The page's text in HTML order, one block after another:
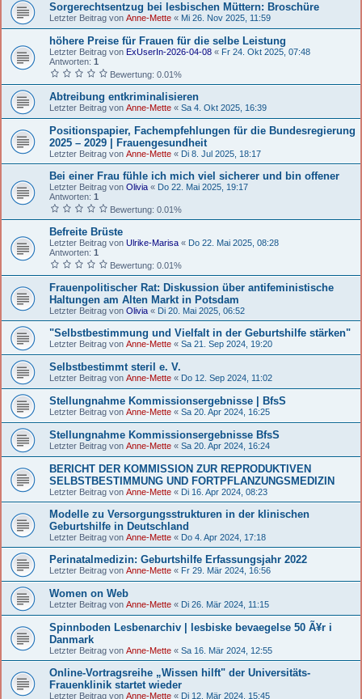
Sorgerechtsentzug bei lesbischen Müttern: Broschüre
Letzter Beitrag von Anne-Mette « Mi 26. Nov 2025, 11:59
höhere Preise für Frauen für die selbe Leistung
Letzter Beitrag von ExUserIn-2026-04-08 « Fr 24. Okt 2025, 07:48
Antworten: 1
Bewertung: 0.01%
Abtreibung entkriminalisieren
Letzter Beitrag von Anne-Mette « Sa 4. Okt 2025, 16:39
Positionspapier, Fachempfehlungen für die Bundesregierung
2025 – 2029 | Frauengesundheit
Letzter Beitrag von Anne-Mette « Di 8. Jul 2025, 18:17
Bei einer Frau fühle ich mich viel sicherer und bin offener
Letzter Beitrag von Olivia « Do 22. Mai 2025, 19:17
Antworten: 1
Bewertung: 0.01%
Befreite Brüste
Letzter Beitrag von Ulrike-Marisa « Do 22. Mai 2025, 08:28
Antworten: 1
Bewertung: 0.01%
Frauenpolitischer Rat: Diskussion über antifeministische
Haltungen am Alten Markt in Potsdam
Letzter Beitrag von Olivia « Di 20. Mai 2025, 06:52
"Selbstbestimmung und Vielfalt in der Geburtshilfe stärken"
Letzter Beitrag von Anne-Mette « Sa 21. Sep 2024, 19:20
Selbstbestimmt steril e. V.
Letzter Beitrag von Anne-Mette « Do 12. Sep 2024, 11:02
Stellungnahme Kommissionsergebnisse | BfsS
Letzter Beitrag von Anne-Mette « Sa 20. Apr 2024, 16:25
Stellungnahme Kommissionsergebnisse BfsS
Letzter Beitrag von Anne-Mette « Sa 20. Apr 2024, 16:24
BERICHT DER KOMMISSION ZUR REPRODUKTIVEN
SELBSTBESTIMMUNG UND FORTPFLANZUNGSMEDIZIN
Letzter Beitrag von Anne-Mette « Di 16. Apr 2024, 08:23
Modelle zu Versorgungsstrukturen in der klinischen
Geburtshilfe in Deutschland
Letzter Beitrag von Anne-Mette « Do 4. Apr 2024, 17:18
Perinatalmedizin: Geburtshilfe Erfassungsjahr 2022
Letzter Beitrag von Anne-Mette « Fr 29. Mär 2024, 16:56
Women on Web
Letzter Beitrag von Anne-Mette « Di 26. Mär 2024, 11:15
Spinnboden Lesbenarchiv | lesbiske bevaegelse 50 Ã¥r i
Danmark
Letzter Beitrag von Anne-Mette « Sa 16. Mär 2024, 12:55
Online-Vortragsreihe „Wissen hilft" der Universitäts-
Frauenklinik startet wieder
Letzter Beitrag von Anne-Mette « Di 12. Mär 2024, 15:45